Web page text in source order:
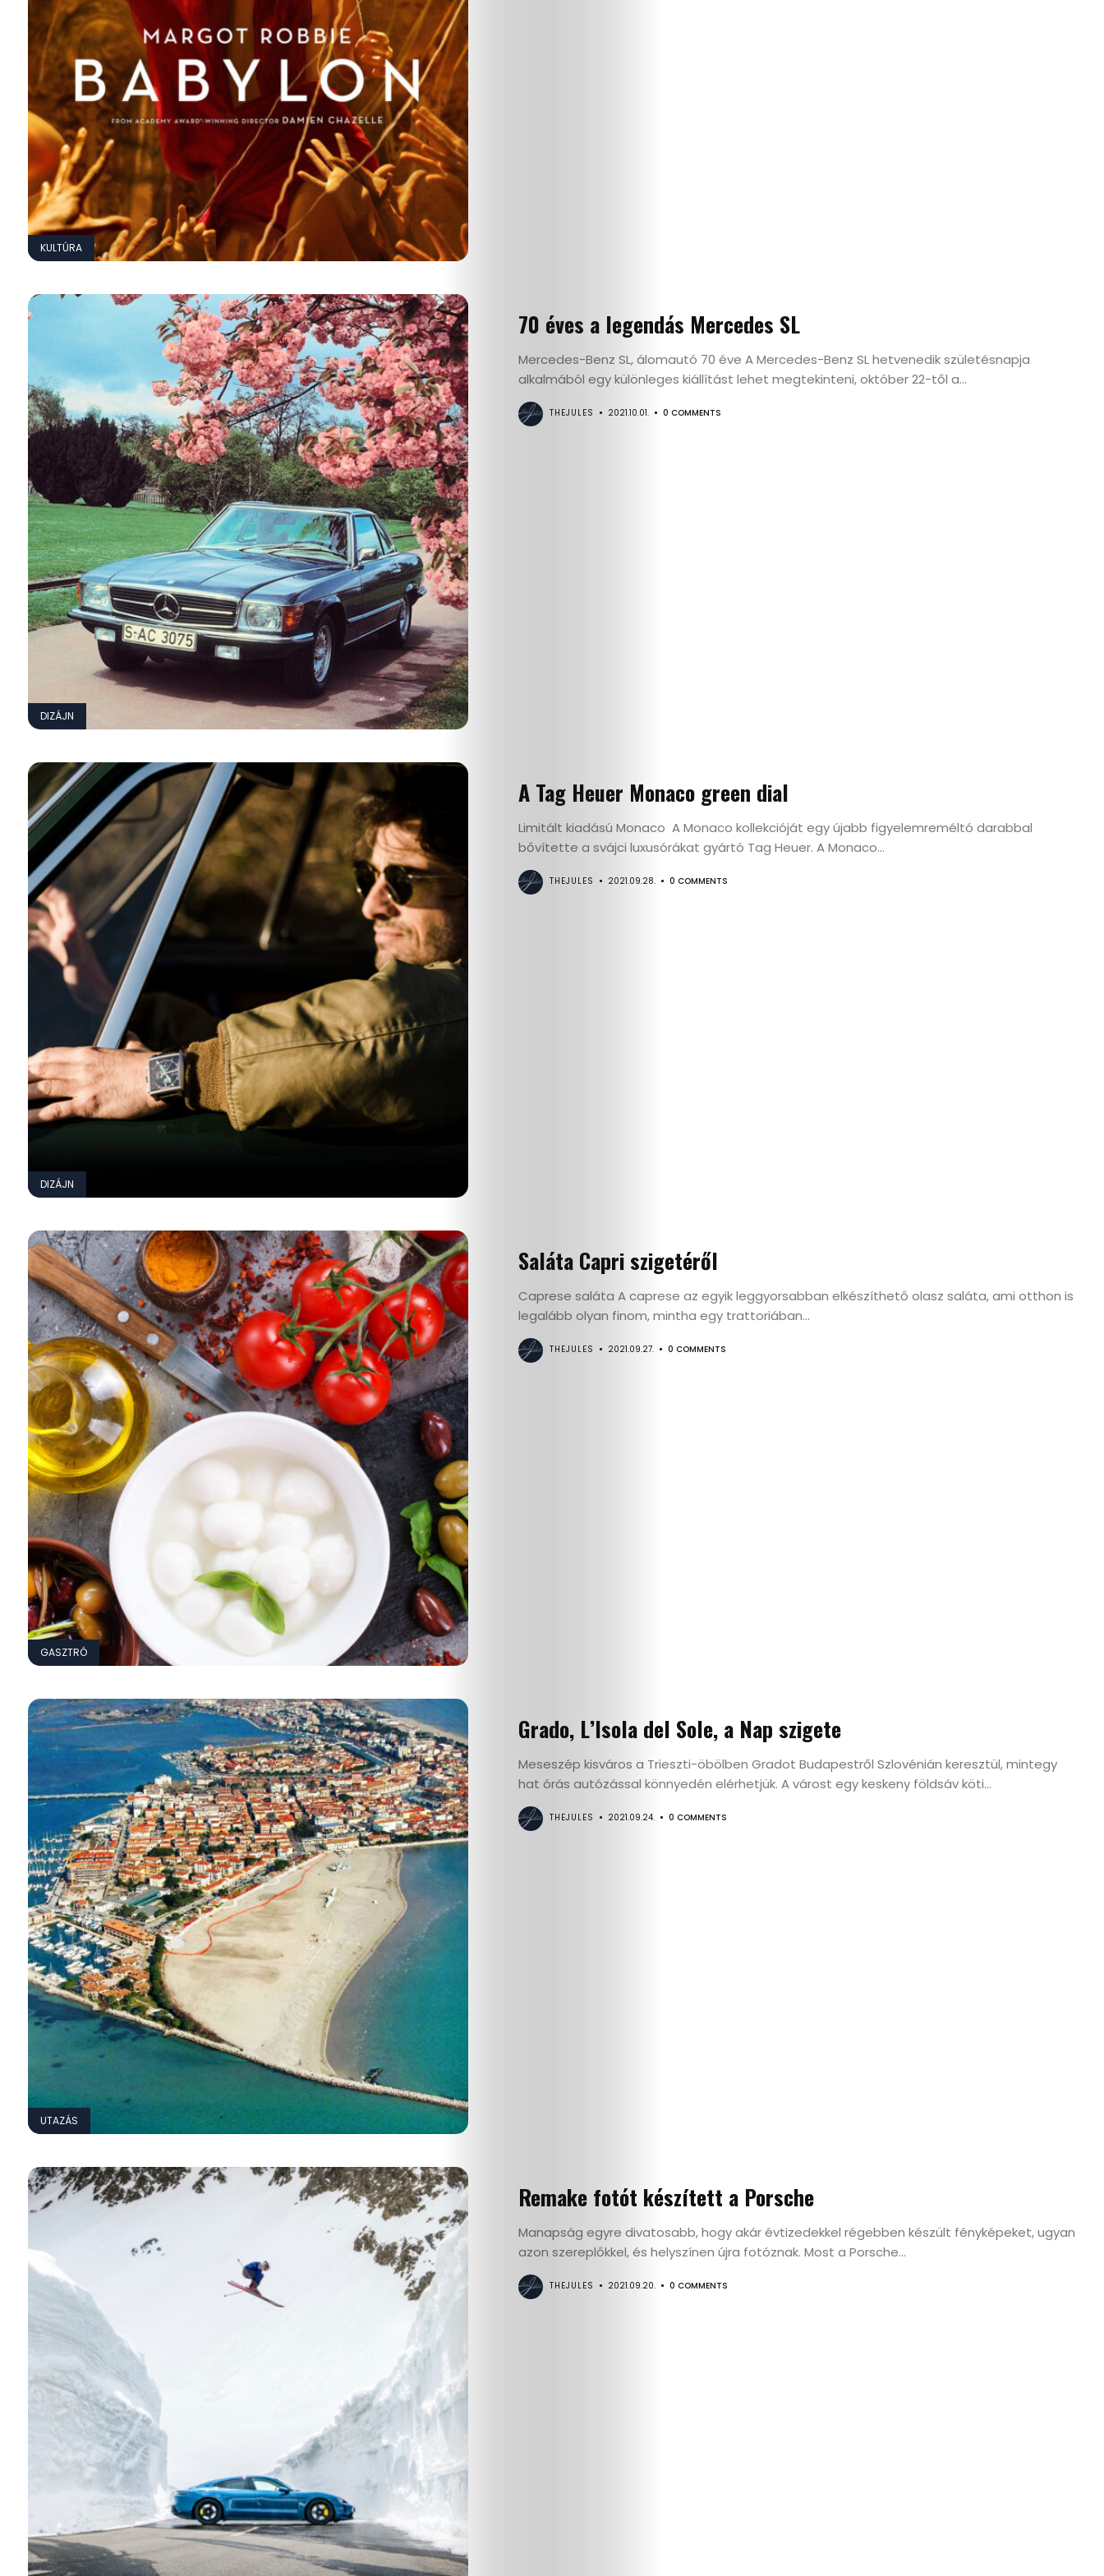
Életmód
Utazás
Dizájn
Divat
KULTÚRA
DIZÁJN
70 éves a legendás Mercedes SL
Mercedes-Benz SL, álomautó 70 éve A Mercedes-Benz SL hetvenedik születésnapja
alkalmából egy különleges kiállítást lehet megtekinteni, október 22-től a...
THEJULES 2021.10.01. 0 COMMENTS
DIZÁJN
A Tag Heuer Monaco green dial
Limitált kiadású Monaco A Monaco kollekcióját egy újabb figyelemreméltó darabbal
bővítette a svájci luxusórákat gyártó Tag Heuer. A Monaco...
THEJULES 2021.09.28. 0 COMMENTS
GASZTRÓ
Saláta Capri szigetéről
Caprese saláta A caprese az egyik leggyorsabban elkészíthető olasz saláta, ami otthon is
legalább olyan finom, mintha egy trattoriában...
THEJULES 2021.09.27. 0 COMMENTS
UTAZÁS
Grado, L’Isola del Sole, a Nap szigete
Meseszép kisváros a Trieszti-öbölben Gradot Budapestről Szlovénián keresztül, mintegy
hat órás autózással könnyedén elérhetjük. A várost egy keskeny földsáv köti...
THEJULES 2021.09.24. 0 COMMENTS
Remake fotót készített a Porsche
Manapság egyre divatosabb, hogy akár évtizedekkel régebben készült fényképeket, ugyan
azon szereplőkkel, és helyszínen újra fotóznak. Most a Porsche...
THEJULES 2021.09.20. 0 COMMENTS